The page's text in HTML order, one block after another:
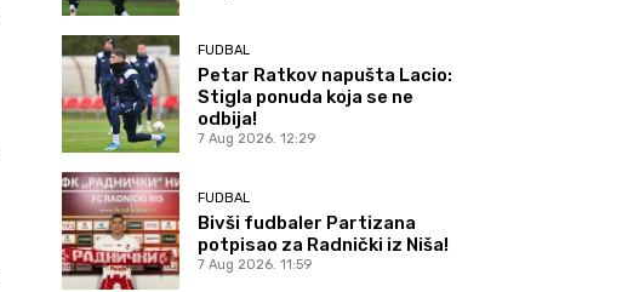
FUDBAL
Petar Ratkov napušta Lacio:
Stigla ponuda koja se ne
odbija!
7 Aug 2026. 12:29
FUDBAL
Bivši fudbaler Partizana
potpisao za Radnički iz Niša!
7 Aug 2026. 11:59